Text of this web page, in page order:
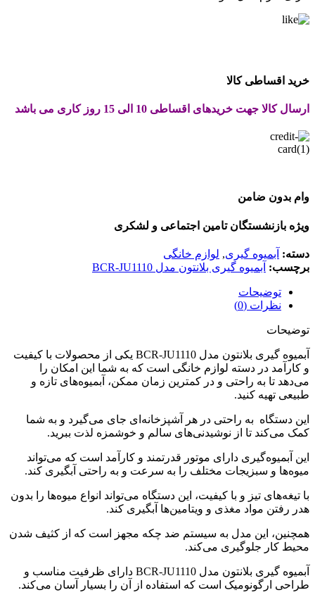
خرید اقساطی کالا
ارسال کالا جهت خریدهای اقساطی 10 الی 15 روز کاری می باشد
وام بدون ضامن
ویژه بازنشستگان تامین اجتماعی و لشکری
دسته: آبمیوه گیری, لوازم خانگی
برچسب: آبمیوه گیری بلانتون مدل BCR-JU1110
توضیحات
نظرات (0)
توضیحات
آبمیوه گیری بلانتون مدل BCR-JU1110 یکی از محصولات با کیفیت
و کارآمد در دسته لوازم خانگی است که به شما این امکان را
می‌دهد تا به راحتی و در کمترین زمان ممکن، آبمیوه‌های تازه و
طبیعی تهیه کنید.
این دستگاه به راحتی در هر آشپزخانه‌ای جای می‌گیرد و به شما
کمک می‌کند تا از نوشیدنی‌های سالم و خوشمزه لذت ببرید.
این آبمیوه‌گیری دارای موتور قدرتمند و کارآمد است که می‌تواند
میوه‌ها و سبزیجات مختلف را به سرعت و به راحتی آبگیری کند.
با تیغه‌های تیز و با کیفیت، این دستگاه می‌تواند انواع میوه‌ها را بدون
هدر رفتن مواد مغذی و ویتامین‌ها آبگیری کند.
همچنین، این مدل به سیستم ضد چکه مجهز است که از کثیف شدن
محیط کار جلوگیری می‌کند.
آبمیوه گیری بلانتون مدل BCR-JU1110 دارای ظرفیت مناسب و
طراحی ارگونومیک است که استفاده از آن را بسیار آسان می‌کند.